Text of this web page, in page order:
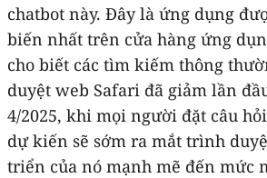
chatbot này. Đây là ứng dụng
biến nhất trên cửa hàng ứng
cho biết các tìm kiếm thông
duyệt web Safari đã giảm lần
4/2025, khi mọi người đặt câu
dự kiến sẽ sớm ra mắt trình
triển của nó mạnh mẽ đến mức